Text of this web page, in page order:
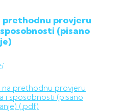
prethodnu provjeru
(pisano
na prethodnu provjeru
i sposobnosti (pisano
(.pdf)